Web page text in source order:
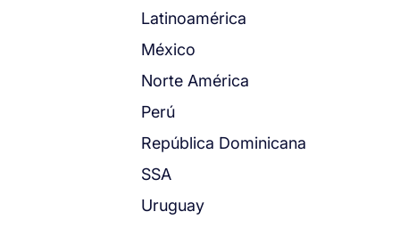
Latinoamérica
México
Norte América
Perú
República Dominicana
SSA
Uruguay